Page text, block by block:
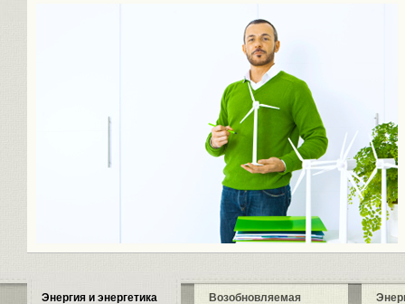
Энергия и энергетика
Возобновляемая